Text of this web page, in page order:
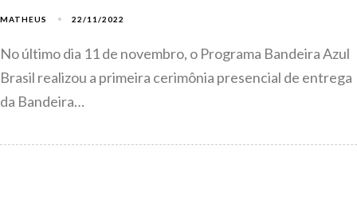
MATHEUS 22/11/2022
No último dia 11 de novembro, o Programa Bandeira Azul
Brasil realizou a primeira cerimônia presencial de entrega
da Bandeira…